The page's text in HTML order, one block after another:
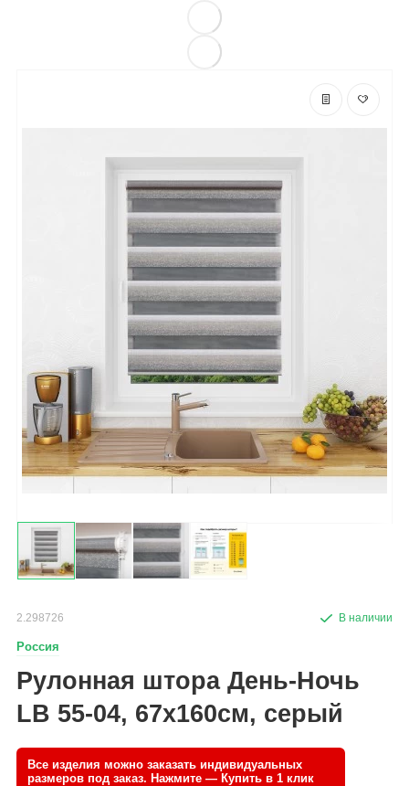
2.298726
Россия
Рулонная штора День-Ночь
LB 55-04, 67х160см, серый